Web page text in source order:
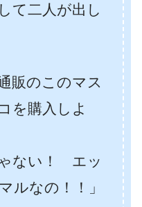
て二人が出し
販のこのマス
を購入しよ
ない！ エッ
ルなの！！」